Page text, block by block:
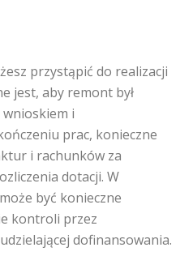
przystąpić do realizacji
jest, aby remont był
i
prac, konieczne
i rachunków za
dotacji. W
być konieczne
kontroli przez
dofinansowania.